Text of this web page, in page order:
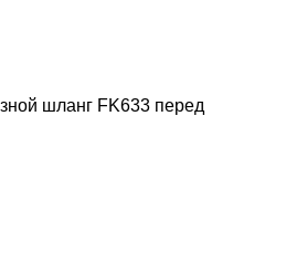
шланг FK633 перед